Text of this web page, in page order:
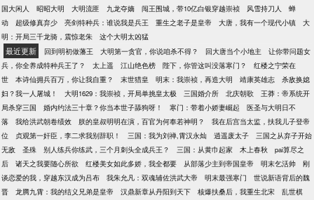
国大闲人
昭昭大明 大明流匪 九龙夺嫡 闯王围城，带10亿白银穿越崇祯 风雪持刀人
蝉
动
超级修真弃少 亮剑特种兵：谁说我是兵王 重生之老子是皇帝 大唐，我有一个现代小镇
大
明：开局三千龙骑，震惊老朱
这个大明太凶猛
最近更新 回到明初做藩王 大明第一贪官，你说咱杀不得？ 回大唐当个小地主
让你带问题女
兵，你全养成特种兵王了？
太上遥 江山绝色榜 陛下，你管这叫没落寒门？
红楼之宁荣在
世
本诗仙拥兵百万，你让我自重？ 末世猎皇 明末：我崇祯，再造大明 靖康英雄志
杀敌换媳
妇？我一人屠城！
大明1629：我崇祯，开局单挑皇太极 三国婚介所 北庆朝歌
王莽：帝系统开
局杀穿三国
婚内约法三十章？你当本世子舔狗呀！ 寒门：带着小娇妻崛起
医圣与大明日不
落
我给洪武朝卷绩效 朕的皇叔明明在演，百官为何奉若神明？
我在后宫当太监，扶我儿子登帝
位
贞观第一奸臣，李二求我别辞职！ 三国：我为刘禅,霄汉永灿 逍遥废太子
三国之从弃子开始
无敌
圣殊 别人练兵你练武，三个月刺头全成兵王？ 三国：从黄巾起家 木上春秋
pai算尽之
后
诸天之我要随心所欲 红楼美女如此多娇，我全都要 从部落少主到帝国皇帝 明末乞活帅
刚
谈恋爱的我，穿越东汉成为吕布
我朱允凡：双魂辅佐洪武大帝 明末最强寒门
世说新语背后的魏
晋
龙腾九霄：我的结义兄弟是皇帝 汉鼎新章从丹阳到天下 核爆扶桑后，我重生北宋
乱世棋